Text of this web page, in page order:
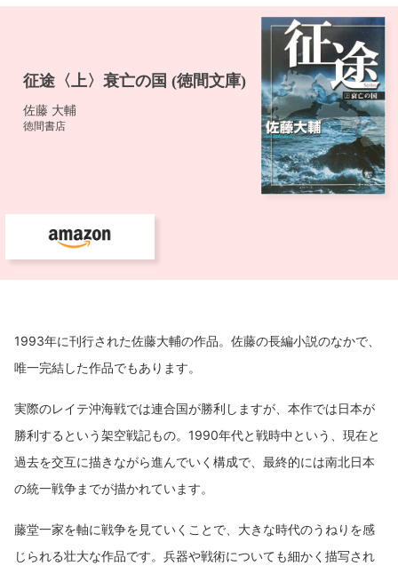
1993年に刊行された佐藤大輔の作品。佐藤の長編小説のなかで、
唯一完結した作品でもあります。
実際のレイテ沖海戦では連合国が勝利しますが、本作では日本が
勝利するという架空戦記もの。1990年代と戦時中という、現在と
過去を交互に描きながら進んでいく構成で、最終的には南北日本
の統一戦争までが描かれています。
藤堂一家を軸に戦争を見ていくことで、大きな時代のうねりを感
じられる壮大な作品です。兵器や戦術についても細かく描写され